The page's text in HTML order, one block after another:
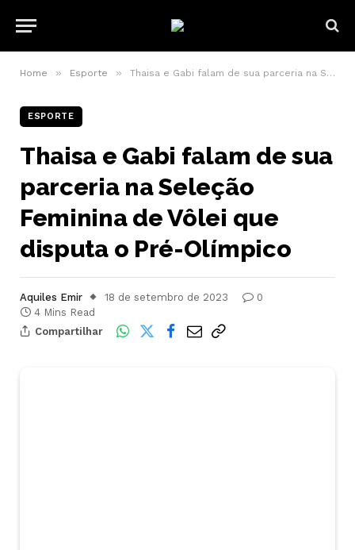
Home » Esporte » Thaisa e Gabi falam de sua parceria na Seleção Feminina de Vôlei que disputa o Pré-Olímpico
ESPORTE
Thaisa e Gabi falam de sua
parceria na Seleção
Feminina de Vôlei que
disputa o Pré-Olímpico
Aquiles Emir 18 de setembro de 2023
0
4 Mins Read
Compartilhar